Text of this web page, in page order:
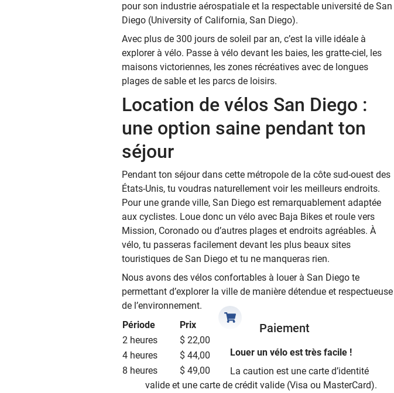
pour son industrie aérospatiale et la respectable université de San
Diego (University of California, San Diego).
Avec plus de 300 jours de soleil par an, c’est la ville idéale à
explorer à vélo. Passe à vélo devant les baies, les gratte-ciel, les
maisons victoriennes, les zones récréatives avec de longues
plages de sable et les parcs de loisirs.
Location de vélos San Diego :
une option saine pendant ton
séjour
Pendant ton séjour dans cette métropole de la côte sud-ouest des
États-Unis, tu voudras naturellement voir les meilleurs endroits.
Pour une grande ville, San Diego est remarquablement adaptée
aux cyclistes. Loue donc un vélo avec Baja Bikes et roule vers
Mission, Coronado ou d’autres plages et endroits agréables. À
vélo, tu passeras facilement devant les plus beaux sites
touristiques de San Diego et tu ne manqueras rien.
Nous avons des vélos confortables à louer à San Diego te
permettant d’explorer la ville de manière détendue et respectueuse
de l’environnement.
Période
Prix
2 heures
$ 22,00
4 heures
$ 44,00
8 heures
$ 49,00
Paiement
Louer un vélo est très facile !
La caution est une carte d’identité
valide et une carte de crédit valide (Visa ou MasterCard).